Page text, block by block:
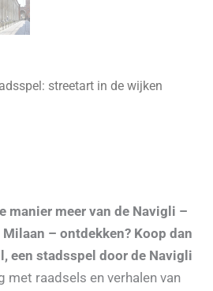
streetart in de wijken
manier meer van de Navigli –
– ontdekken? Koop dan
een stadsspel door de Navigli
met raadsels en verhalen van